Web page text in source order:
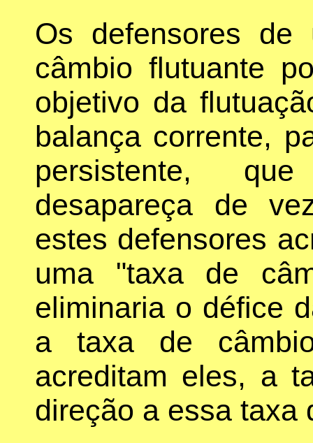
Os defensores
câmbio flutuante
objetivo da
balança corrente,
persistente,
desapareça de
estes defensores
uma "taxa de
eliminaria o défice
a taxa de
acreditam eles, a
direção a essa taxa